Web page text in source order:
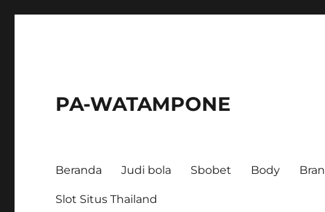
PA-WATAMPONE
Beranda Judi bola Sbobet Body
Slot Situs Thailand